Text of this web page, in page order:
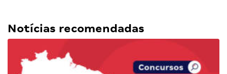
Notícias recomendadas